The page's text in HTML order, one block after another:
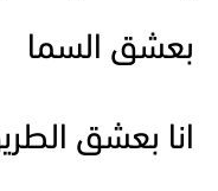
بعشق السما
انا بعشق